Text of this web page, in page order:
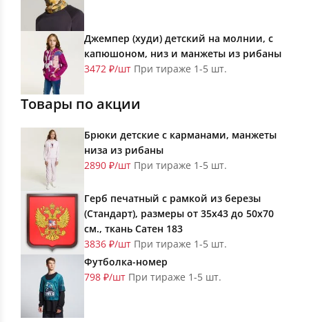
Джемпер (худи) детский на молнии, с
капюшоном, низ и манжеты из рибаны
3472 ₽/шт При тираже 1-5 шт.
Товары по акции
Брюки детские с карманами, манжеты
низа из рибаны
2890 ₽/шт При тираже 1-5 шт.
Герб печатный с рамкой из березы
(Стандарт), размеры от 35х43 до 50х70
см., ткань Сатен 183
3836 ₽/шт При тираже 1-5 шт.
Футболка-номер
798 ₽/шт При тираже 1-5 шт.